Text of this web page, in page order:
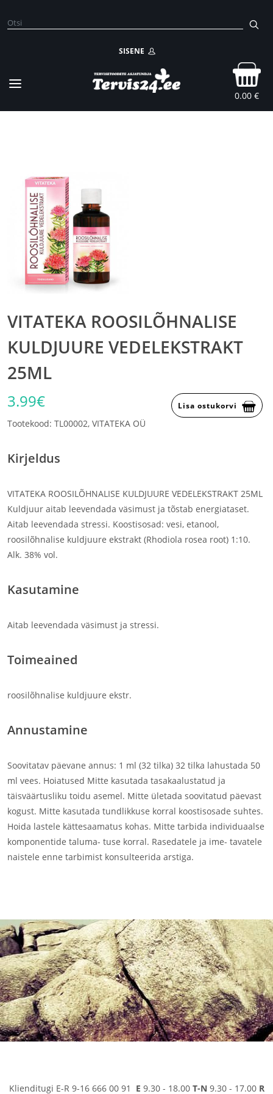
SISENE
0.00 €
VITATEKA ROOSILÕHNALISE
KULDJUURE VEDELEKSTRAKT
25ML
3.99€ Lisa ostukorvi
Tootekood: TL00002, VITATEKA OÜ
Kirjeldus
VITATEKA ROOSILÕHNALISE KULDJUURE VEDELEKSTRAKT 25ML
Kuldjuur aitab leevendada väsimust ja tõstab energiataset.
Aitab leevendada stressi. Koostisosad: vesi, etanool,
roosilõhnalise kuldjuure ekstrakt (Rhodiola rosea root) 1:10.
Alk. 38% vol.
Kasutamine
Aitab leevendada väsimust ja stressi.
Toimeained
roosilõhnalise kuldjuure ekstr.
Annustamine
Soovitatav päevane annus: 1 ml (32 tilka) 32 tilka lahustada 50
ml vees. Hoiatused Mitte kasutada tasakaalustatud ja
täisväärtusliku toidu asemel. Mitte ületada soovitatud päevast
kogust. Mitte kasutada tundlikkuse korral koostisosade suhtes.
Hoida lastele kättesaamatus kohas. Mitte tarbida individuaalse
komponentide taluma- tuse korral. Rasedatele ja ime- tavatele
naistele enne tarbimist konsulteerida arstiga.
Klienditugi E-R 9-16 666 00 91 E 9.30 - 18.00 T-N 9.30 - 17.00 R